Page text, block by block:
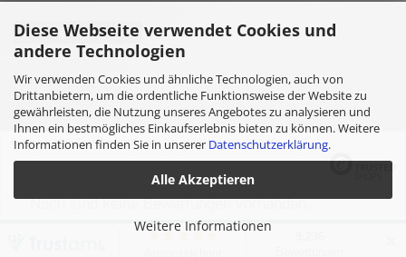
Diese Webseite verwendet Cookies und
andere Technologien
Wir verwenden Cookies und ähnliche Technologien, auch von
Drittanbietern, um die ordentliche Funktionsweise der Website zu
gewährleisten, die Nutzung unseres Angebotes zu analysieren und
Ihnen ein bestmögliches Einkaufserlebnis bieten zu können. Weitere
Informationen finden Sie in unserer Datenschutzerklärung.
Alle Akzeptieren
Weitere Informationen
Vertrag widerrufen
Online Shop erstellenmit Gambio.de © 2026
Ausgewählte Top-Bewertungen für www.kulano.store/de
Noch sind keine Bewertungen vorhanden.